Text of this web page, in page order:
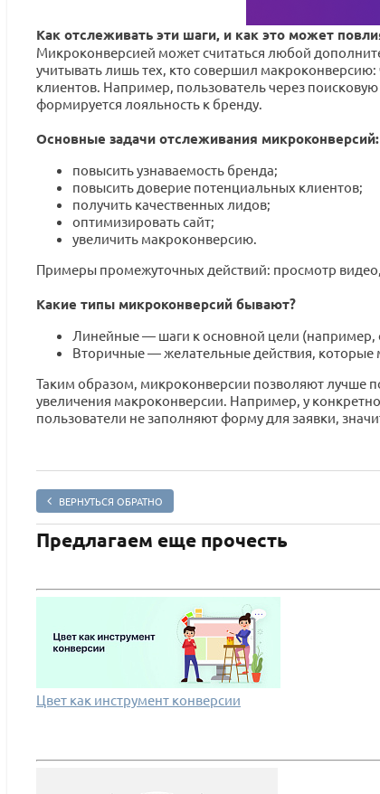
Как отслеживать эти шаги, и как это может
Микроконверсией может считаться любой
учитывать лишь тех, кто совершил
клиентов. Например, пользователь через
формируется лояльность к бренду.
Основные задачи отслеживания микроконверсий:
повысить узнаваемость бренда;
повысить доверие потенциальных клиентов;
получить качественных лидов;
оптимизировать сайт;
увеличить макроконверсию.
Примеры промежуточных действий: просмотр видео,
Какие типы микроконверсий бывают?
Линейные — шаги к основной цели (например,
Вторичные — желательные действия, которые
Таким образом, микроконверсии позволяют лучше
увеличения макроконверсии. Например, у
пользователи не заполняют форму для заявки,
ВЕРНУТЬСЯ ОБРАТНО
Предлагаем еще прочесть
Цвет как инструмент конверсии